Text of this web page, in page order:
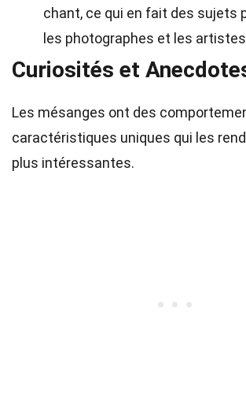
chant, ce qui en fait des sujets
les photographes et les
Curiosités et
Les mésanges ont des
caractéristiques uniques qui les
plus intéressantes.